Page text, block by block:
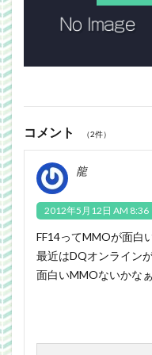
コメント （2件）
龍
2012年5月12日 AM 8:36
FF14ってMMOが面
最近はDQオンライン
面白いMMOないかな